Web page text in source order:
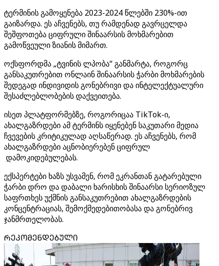
ტერმინის გამოყენება 2023-2024 წლებში 230%-ით
გაიზარდა. ეს აჩვენებს, თუ რამდენად გავრცელდა
შეშფოთება ციფრული შინაარსის მოხმარებით
გამოწვეული ზიანის მიმართ.
ოქსფორდმა „ტვინის ლპობა“ განმარტა, როგორც
განსაკუთრებით ონლაინ შინაარსის ჭარბი მოხმარების
შედეგად ინდივიდის გონებრივი და ინტელექტუალური
შესაძლებლობების დაქვეითება.
ისეთ პლატფორმებზე, როგორიცაა TikTok-ი,
ახალგაზრდები ამ ტერმინს იყენებენ საკუთარი მედია
ჩვევების კრიტიკულად აღსაწერად. ეს აჩვენებს, რომ
ახალგაზრდები აცნობიერებენ ციფრულ
დამოკიდებულებას.
ექსპერტები ხაზს უსვამენ, რომ ეკრანთან გატარებული
ჭარბი დრო და დაბალი ხარისხის შინაარსი სერიოზულ
საფრთხეს უქმნის განსაკუთრებით ახალგაზრდების
კონცენტრაციას, შემოქმედებითობასა და გონებრივ
ჯანმრთელობას.
ᲠᲔᲙᲝᲛᲔᲜᲓᲔᲑᲣᲚᲘ